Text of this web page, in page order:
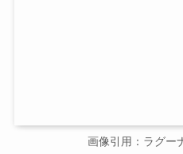
画像引用：ラグー